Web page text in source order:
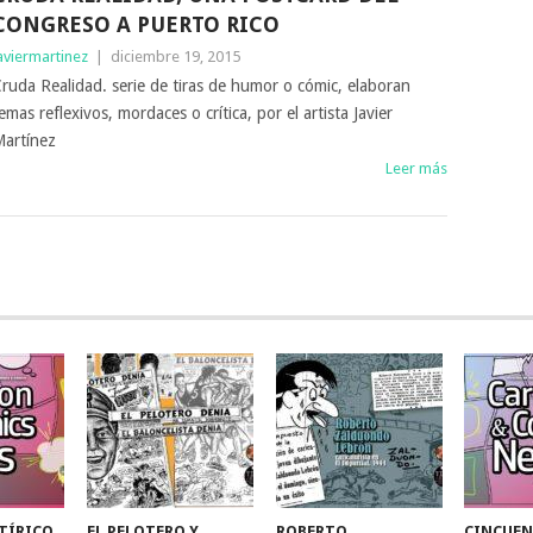
A PUERTO RICO
| diciembre 19, 2015
Realidad. serie de tiras de humor o cómic, elaboran
reflexivos, mordaces o crítica, por el artista Javier
Leer más